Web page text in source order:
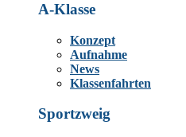
A-Klasse
Konzept
Aufnahme
News
Klassenfahrten
Sportzweig